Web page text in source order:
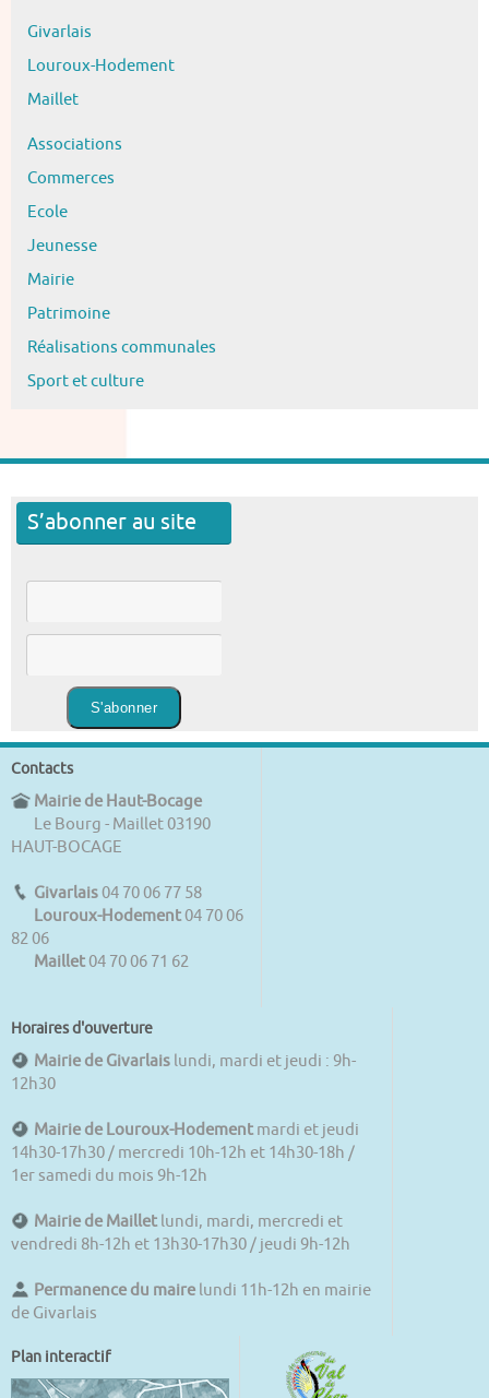
Givarlais
Louroux-Hodement
Maillet
Associations
Commerces
Ecole
Jeunesse
Mairie
Patrimoine
Réalisations communales
Sport et culture
S’abonner au site
Contacts
Mairie de Haut-Bocage
Le Bourg - Maillet 03190
HAUT-BOCAGE
Givarlais 04 70 06 77 58
Louroux-Hodement 04 70 06
82 06
Maillet 04 70 06 71 62
Horaires d'ouverture
Mairie de Givarlais lundi, mardi et jeudi : 9h-
12h30
Mairie de Louroux-Hodement mardi et jeudi
14h30-17h30 / mercredi 10h-12h et 14h30-18h /
1er samedi du mois 9h-12h
Mairie de Maillet lundi, mardi, mercredi et
vendredi 8h-12h et 13h30-17h30 / jeudi 9h-12h
Permanence du maire lundi 11h-12h en mairie
de Givarlais
Plan interactif